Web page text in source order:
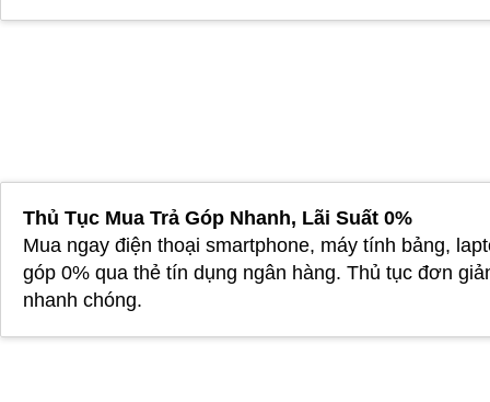
Thủ Tục Mua Trả Góp Nhanh, Lãi Suất 0%
Mua ngay điện thoại smartphone, máy tính bảng,
góp 0% qua thẻ tín dụng ngân hàng. Thủ tục đơn
nhanh chóng.